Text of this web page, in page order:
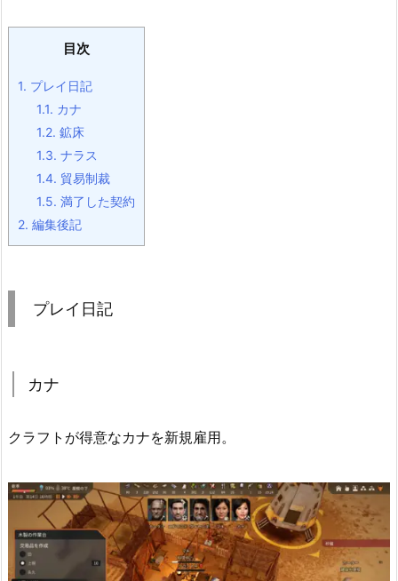
目次
1. プレイ日記
1.1. カナ
1.2. 鉱床
1.3. ナラス
1.4. 貿易制裁
1.5. 満了した契約
2. 編集後記
プレイ日記
カナ
クラフトが得意なカナを新規雇用。